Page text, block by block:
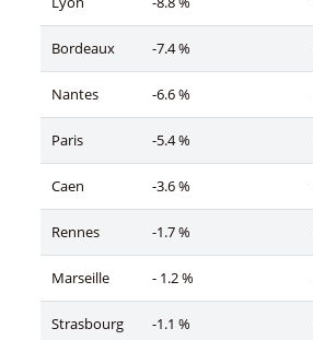
Bordeaux -7.4 %
Nantes -6.6 %
Paris -5.4 %
Caen -3.6 %
Rennes -1.7 %
Marseille - 1.2 %
Strasbourg -1.1 %